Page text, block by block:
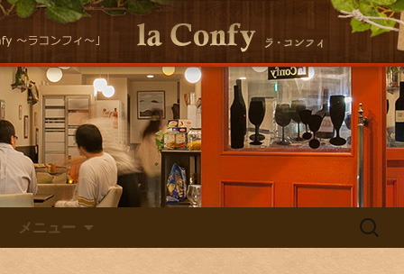
自然派イタリアン la Confyの
Staff Blog
大阪福島にある美味しくヘルシーな自
然派イタリアンla Conｆｙ （ラ・コン
フィ）の最新情報をお届けします！
メニュー
検